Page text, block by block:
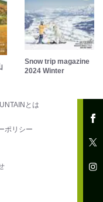
Snow trip magazine
2024 Winter
とは
ポリシー